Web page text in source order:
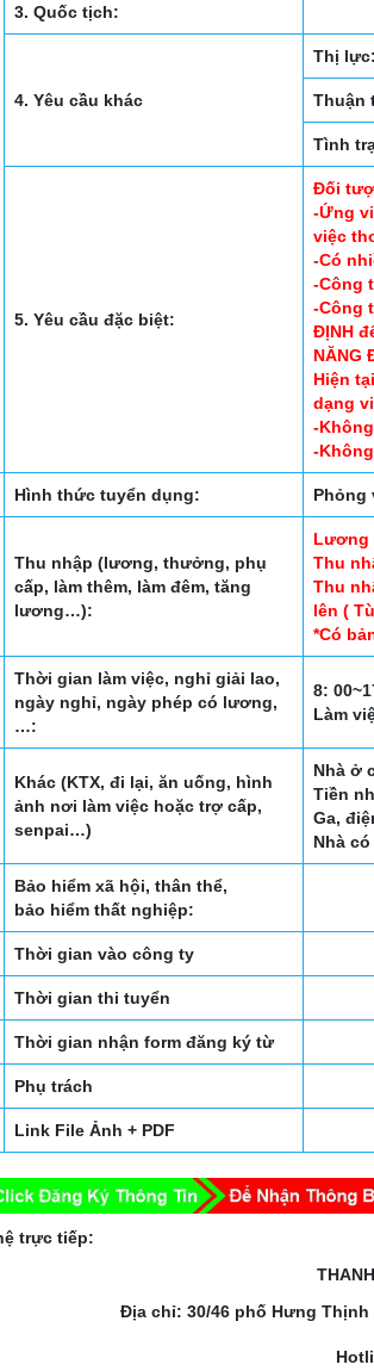
3. Quốc tịch:
4. Yêu cầu khác
Thị
Thuận
Tình
5. Yêu cầu đặc biệt:
Đối
-Ứng
việc
-Có
-Công
-Công
ĐỊNH
NĂNG
Hiện
dạng
-
-
Hình thức tuyển dụng: Phỏng
Thu nhập (lương, thưởng, phụ
cấp, làm thêm, làm đêm, tăng
lương…):
Lương
Thu
Thu
lên (
*Có
Thời gian làm việc, nghỉ giải lao,
ngày nghỉ, ngày phép có lương,
…:
8:
Làm
Khác (KTX, đi lại, ăn uống, hình
ảnh nơi làm việc hoặc trợ cấp,
senpai…)
Nhà ở
Tiền
Ga,
Nhà
Bảo hiểm xã hội, thân thể,
bảo hiểm thất nghiệp:
Thời gian vào công ty
Thời gian thi tuyển
Thời gian nhận form đăng ký từ
Phụ trách
Link File Ảnh + PDF
trực tiếp:
Địa chỉ: 30/46 phố Hưng Thịnh